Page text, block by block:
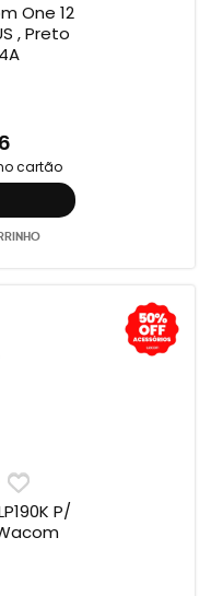
One 12
, Preto
cartão
P/